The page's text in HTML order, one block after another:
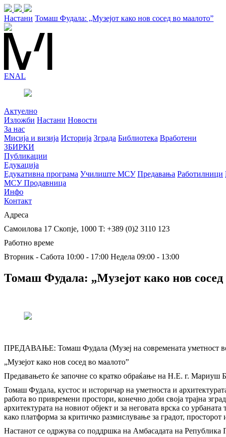
Настани Томаш Фудала: „Музејот како нов сосед во маалото”
ENAL
Актуелно
Изложби Настани Новости
За нас
Мисија и визија Историја Зграда Библиотека Вработени
ЗБИРКИ
Публикации
Едукација
Едукативна програма Училиште МСУ Предавања Работилници
МСУ Продавница
Инфо
Контакт
Адреса
Самоилова 17 Скопје, 1000 T: +389 (0)2 3110 123
Работно време
Вторник - Сабота 10:00 - 17:00 Недела 09:00 - 13:00
Томаш Фудала: „Музејот како нов сосед
ПРЕДАВАЊЕ: Томаш Фудала (Музеј на современата уметност
„Музејот како нов сосед во маалото”
Предавањето ќе започне со кратко обраќање на Н.Е. г.
Томаш Фудала, кустос и историчар на уметноста и
работа во привремени простори, конечно доби своја трајна
архитектурата на новиот објект и за неговата врска со
како платформа за критичко размислување за градот,
Настанот се одржува со поддршка на Амбасадата на Република